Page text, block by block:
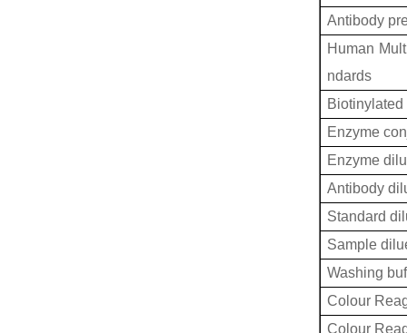
Antibody
Human
ndards
Enzyme
Enzyme
Antibody
Standard
Sample
Washing
Colour
Colour